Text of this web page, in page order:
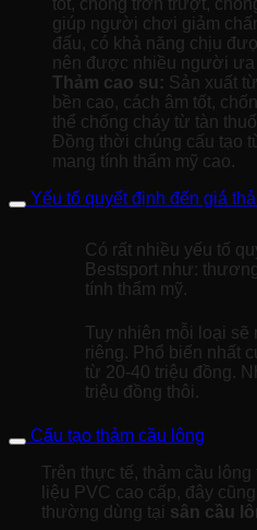
tốt, chống trơn trượt,
giúp người chơi giảm
đấu, có khả năng chịu
nên được nhiều người ưa
Thảm cao su: Sản xuất
bền cao, cách âm tốt,
thể chống cháy từ tàn
Đồng thời chúng cấu tạo
mang tính thẩm mỹ cao.
Yếu tố quyết định đến giá
Có rất nhiều yếu tố
Bestsport như:
tính thẩm mỹ.
Tuy nhiên mỗi loại
riêng. Phổ biến nhất
từ 20-40 triệu đồng.
triệu đồng thôi.
Cấu tạo thảm cầu lông
Trên thực tế, thảm cầu
liệu PVC cao cấp, đây
thường dùng tại sân cầu